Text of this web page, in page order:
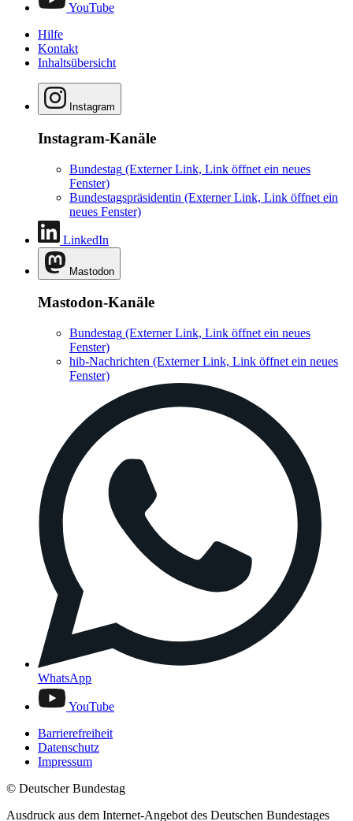
YouTube
Hilfe
Kontakt
Inhaltsübersicht
Instagram
Instagram-Kanäle
Bundestag (Externer Link, Link öffnet ein neues
Fenster)
Bundestagspräsidentin (Externer Link, Link öffnet ein
neues Fenster)
LinkedIn
Mastodon
Mastodon-Kanäle
Bundestag (Externer Link, Link öffnet ein neues
Fenster)
hib-Nachrichten (Externer Link, Link öffnet ein neues
Fenster)
WhatsApp
YouTube
Barrierefreiheit
Datenschutz
Impressum
© Deutscher Bundestag
Ausdruck aus dem Internet-Angebot des Deutschen Bundestages